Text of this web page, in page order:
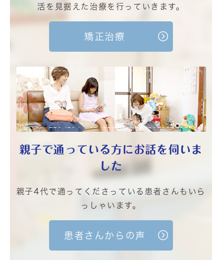
活を見据えた治療を行っていきます。
矯正治療
親子で通っている方にお話を伺いま
した
親子4代で通ってくださっている患者さんもいら
っしゃいます。
患者さんからの声